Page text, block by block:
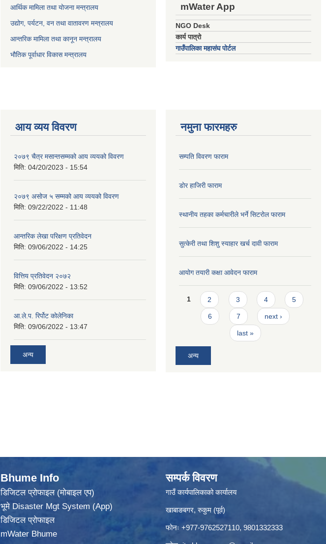
आर्थिक मामिला तथा योजना मन्त्रालय
उद्योग, पर्यटन, वन तथा वातावरण मन्त्रालय
आन्तरिक मामिला तथा कानून मन्त्रालय
भौतिक पूर्वाधार विकास मन्त्रालय
mWater App
NGO Desk
कार्य पात्रो
गाउँपालिका महासंघ पोर्टल
आय व्यय विवरण
२०७९ चैत्र मसान्तसम्मको आय व्ययको विवरण
मिति: 04/20/2023 - 15:54
२०७९ असोज ५ सम्मको आय व्ययको विवरण
मिति: 09/22/2022 - 11:48
आन्तरिक लेखा परिक्षण प्रतिवेदन
मिति: 09/06/2022 - 14:25
वित्तिय प्रतिवेदन २०७२
मिति: 09/06/2022 - 13:52
आ.ले.प. रिर्पोट कोलेनिका
मिति: 09/06/2022 - 13:47
अन्य
नमुना फारमहरु
सम्पति विवरण फाराम
डोर हाजिरी फाराम
स्थानीय तहका कर्मचारीले भर्ने सिटरोल फाराम
सुत्केरी तथा शिशु स्याहार खर्च दावी फाराम
आयोग तयारी कक्षा आवेदन फाराम
Pages
1 2 3 4 5
6 7 next ›
last »
अन्य
Bhume Info
डिजिटल प्रोफाइल (मोबाइल एप)
भूमे Disaster Mgt System (App)
डिजिटल प्रोफाइल
mWater Bhume
सम्पर्क विवरण
गाउँ कार्यपालिकाको कार्यालय
खाबाङबगर, रुकुम (पूर्व)
फोनः +977-9762527110, 9801332333